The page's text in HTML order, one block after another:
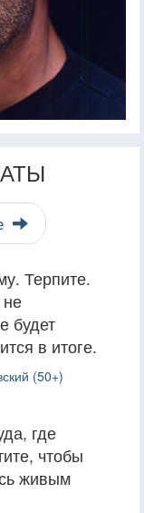
Терпите.
будет
в итоге.
(50+)
где
чтобы
живым